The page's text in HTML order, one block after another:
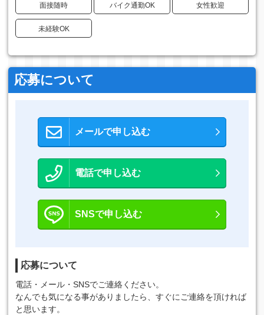
面接随時 バイク通勤OK 女性歓迎
未経験OK
応募について
メールで申し込む
電話で申し込む
SNSで申し込む
応募について
電話・メール・SNSでご連絡ください。
なんでも気になる事がありましたら、すぐにご連絡を頂ければ
と思います。